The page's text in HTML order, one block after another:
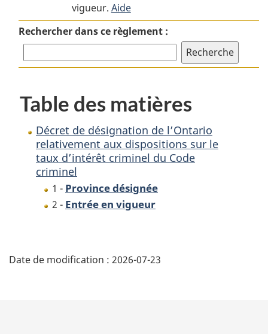
relativement
aux
dispositions
le
d’intérêt
criminel
du
Code
criminel
l’Ontario
relativement
aux
sur
taux
d’intérêt
criminel
du
Code
relativement
aux
dispositions
sur
taux
d’intérêt
criminel
du
Code
vigueur. Aide
Rechercher dans ce règlement :
Table des matières
Décret de désignation de l’Ontario
relativement aux dispositions sur le
taux d’intérêt criminel du Code
criminel
1 - Province désignée
2 - Entrée en vigueur
é
Date de modification : 2026-07-23